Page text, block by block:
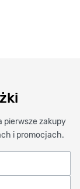
pierwsze zakupy
i promocjach.